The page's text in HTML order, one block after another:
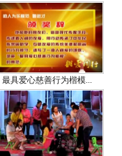
最具爱心慈善行为楷模...